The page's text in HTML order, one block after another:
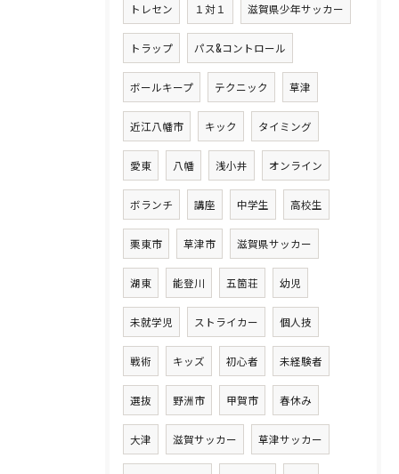
トレセン １対１ 滋賀県少年サッカー
トラップ パス&コントロール
ボールキープ テクニック 草津
近江八幡市 キック タイミング
愛東 八幡 浅小井 オンライン
ボランチ 講座 中学生 高校生
栗東市 草津市 滋賀県サッカー
湖東 能登川 五箇荘 幼児
未就学児 ストライカー 個人技
戦術 キッズ 初心者 未経験者
選抜 野洲市 甲賀市 春休み
大津 滋賀サッカー 草津サッカー